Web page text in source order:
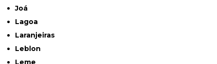
Joá
Lagoa
Laranjeiras
Leblon
Leme